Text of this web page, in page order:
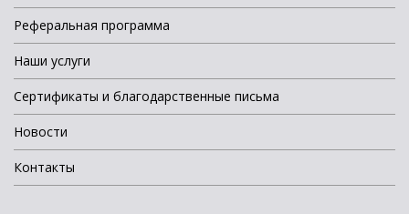
Реферальная программа
Наши услуги
Сертификаты и благодарственные письма
Новости
Контакты